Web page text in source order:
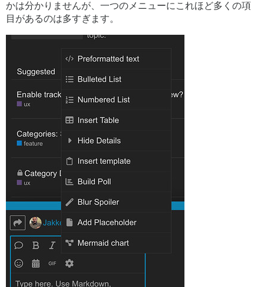
かは分かりませんが、一つのメニューにこれほど多くの項
目があるのは多すぎます。